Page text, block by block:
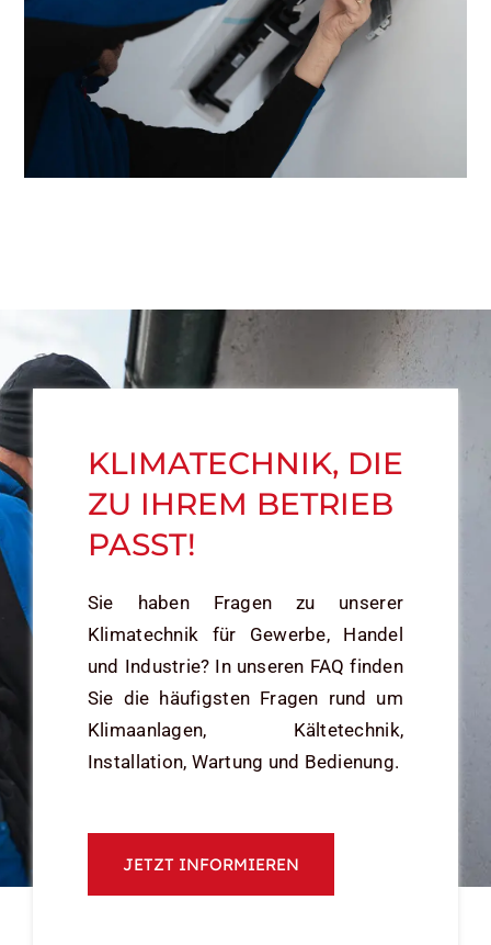
KLIMATECHNIK, DIE
ZU IHREM BETRIEB
PASST!
Sie haben Fragen zu unserer
Klimatechnik für Gewerbe, Handel
und Industrie? In unseren FAQ finden
Sie die häufigsten Fragen rund um
Klimaanlagen, Kältetechnik,
Installation, Wartung und Bedienung.
JETZT INFORMIEREN